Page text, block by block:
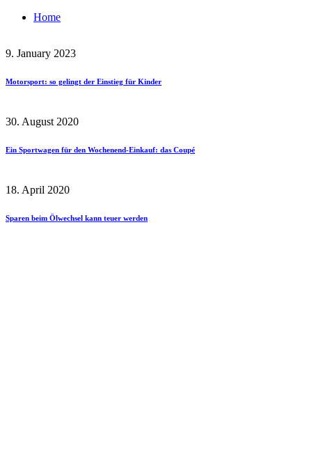
Home
9. January 2023
Motorsport: so gelingt der Einstieg für Kinder
30. August 2020
Ein Sportwagen für den Wochenend-Einkauf: das Coupé
18. April 2020
Sparen beim Ölwechsel kann teuer werden